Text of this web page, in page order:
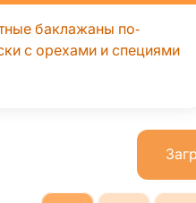
баклажаны по-
с орехами и специями